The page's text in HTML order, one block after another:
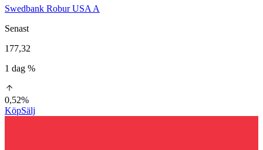
Swedbank Robur USA A
Senast
177,32
1 dag %
0,52%
KöpSälj